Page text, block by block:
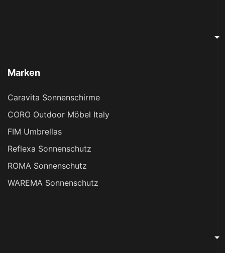
Marken
Caravita Sonnenschirme
CORO Outdoor Möbel Italy
FIM Umbrellas
Reflexa Sonnenschutz
ROMA Sonnenschutz
WAREMA Sonnenschutz